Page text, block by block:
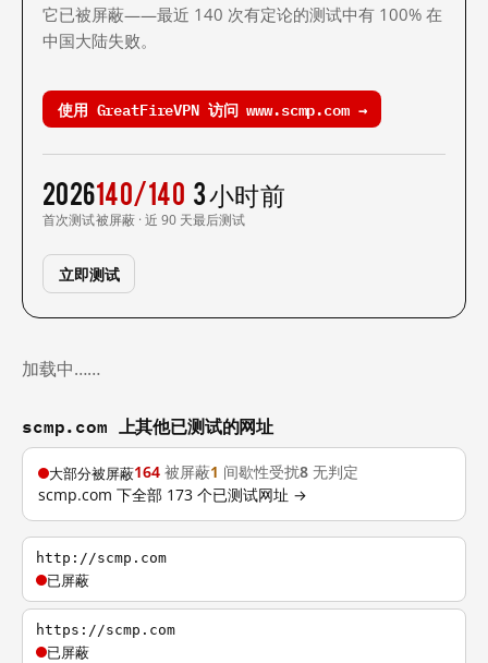
它已被屏蔽——最近 140 次有定论的测试中有 100% 在
中国大陆失败。
使用 GreatFireVPN 访问 www.scmp.com →
2026
首次测试
140/140
被屏蔽 · 近 90 天
3 小时前
最后测试
立即测试
加载中……
scmp.com 上其他已测试的网址
大部分被屏蔽164 被屏蔽1 间歇性受扰8 无判定
scmp.com 下全部 173 个已测试网址 →
http://scmp.com
已屏蔽
https://scmp.com
已屏蔽